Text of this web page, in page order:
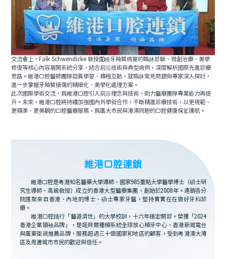
交流會上，Falk Schwendicke 教授圍繞牙釉質病變的臨牀診斷、微創治療、美學
修復等核心內容展開系統分享，結合前沿技術與典型病例，深度解析國際先進診療
思路。維港口腔醫師團隊認真學習、積極互動，就臨牀常見問題與專家深入探討，
進一步掌握牙釉質損傷的精細化、美學化處理方案。
此次國際學術交流，為維港口腔引入前沿理念與技術，助力醫療團隊專業能力再提
升。未來，維港口腔將持續加強國內外學術合作，不斷精進診療技術，以更規範、
更精準、更美觀的口腔醫療服務，為廣大市民與港澳同胞的口腔健康保駕護航。
維港口腔連鎖
維港口腔是粵港知名醫藥大學導師、國家985重點大學醫學博士（碩士研
究生導師、高級教授）成立的香港大型醫療集團，創始於2008年。連鎖各分
院匯聚來自香港、內地的博士、碩士專家牙醫，堅持實實在在做好牙科診
療。
維港口腔踐行「醫道濟世」的大學校訓，十六年穩定開診。榮獲「2024
香港企業領袖品牌」，是諾貝爾種植系統全球放心植牙中心，香港新城電台
與廣東衛視推薦品牌，服務超過三十個國家和地區的顧客，受到粵港澳大灣
區及周邊城市市民的歡迎與信任。